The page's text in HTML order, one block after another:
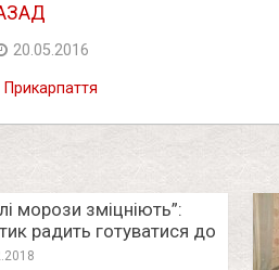
20.05.2016
Прикарпаття
морози зміцніють”:
радить готуватися до
тижня